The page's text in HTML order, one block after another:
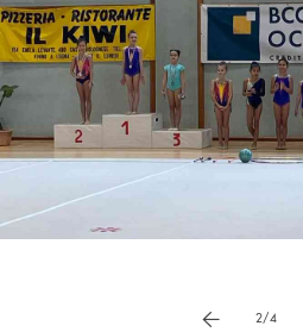
vai a 2/4